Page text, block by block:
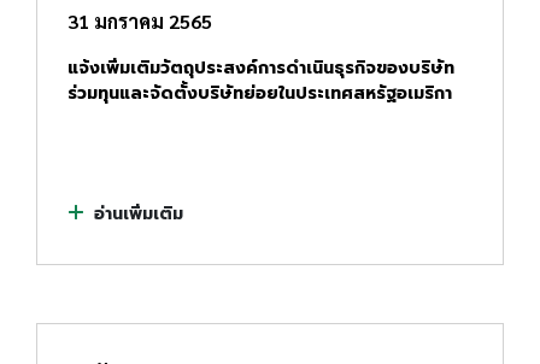
31 มกราคม 2565
แจ้งเพิ่มเติมวัตถุประสงค์การดำเนินธุรกิจของบริษัท
ร่วมทุนและจัดตั้งบริษัทย่อยในประเทศสหรัฐอเมริกา
อ่านเพิ่มเติม